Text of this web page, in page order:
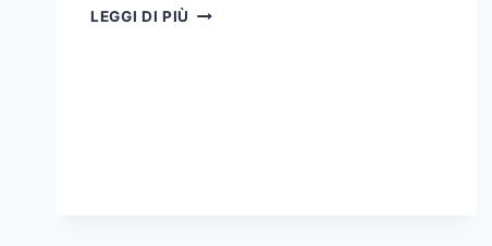
LEGGI DI PIÙ TENNESSEE